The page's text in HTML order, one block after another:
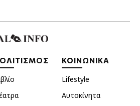
ΚΟΙΝΩΝΙΚΑ
Lifestyle
Αυτοκίνητα